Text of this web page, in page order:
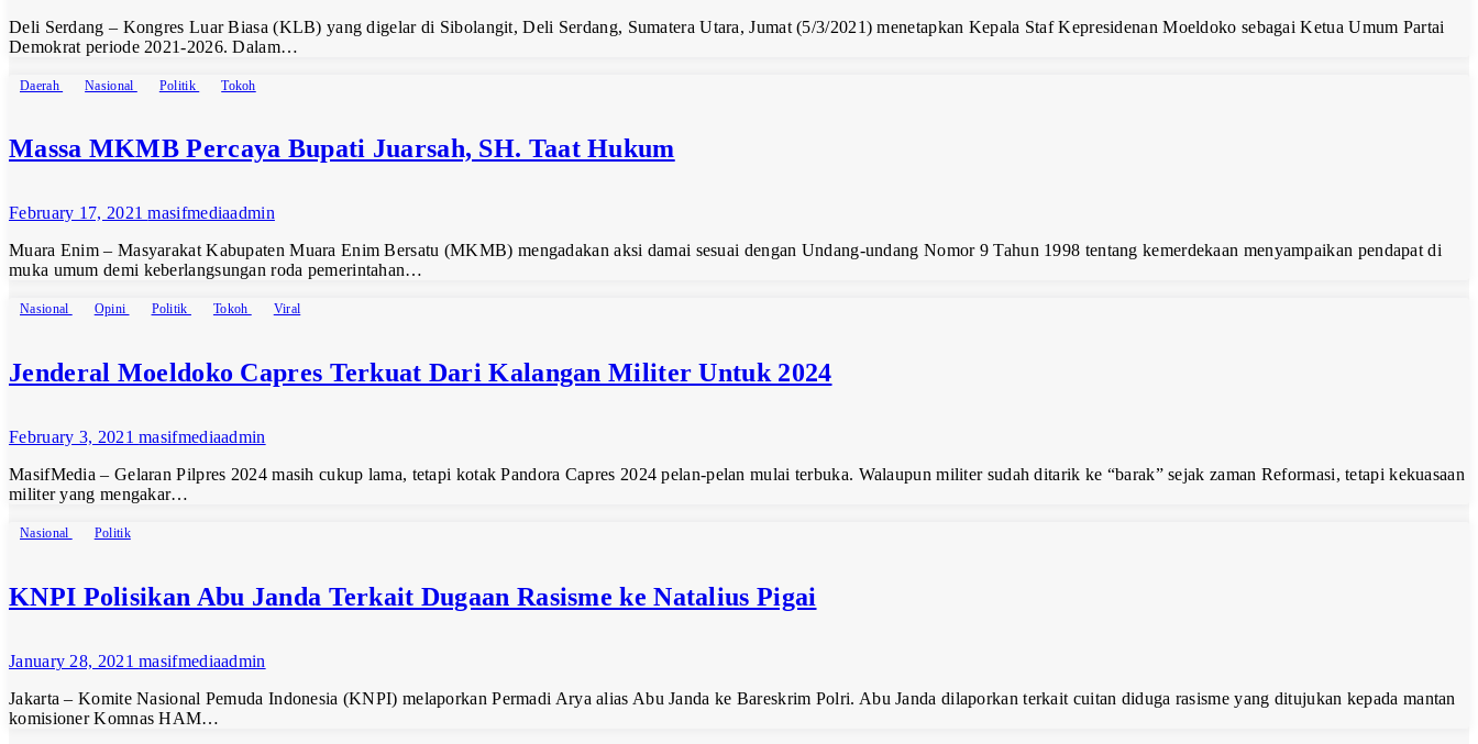
Deli Serdang – Kongres Luar Biasa (KLB) yang digelar di Sibolangit, Deli Serdang, Sumatera Utara, Jumat (5/3/2021) menetapkan Kepala Staf Kepresidenan Moeldoko sebagai Ketua Umum Partai
Demokrat periode 2021-2026. Dalam…
Daerah Nasional Politik Tokoh
Massa MKMB Percaya Bupati Juarsah, SH. Taat Hukum
February 17, 2021masifmediaadmin
Muara Enim – Masyarakat Kabupaten Muara Enim Bersatu (MKMB) mengadakan aksi damai sesuai dengan Undang-undang Nomor 9 Tahun 1998 tentang kemerdekaan menyampaikan pendapat di
muka umum demi keberlangsungan roda pemerintahan…
Nasional Opini Politik Tokoh Viral
Jenderal Moeldoko Capres Terkuat Dari Kalangan Militer Untuk 2024
February 3, 2021masifmediaadmin
MasifMedia – Gelaran Pilpres 2024 masih cukup lama, tetapi kotak Pandora Capres 2024 pelan-pelan mulai terbuka. Walaupun militer sudah ditarik ke “barak” sejak zaman Reformasi, tetapi kekuasaan
militer yang mengakar…
Nasional Politik
KNPI Polisikan Abu Janda Terkait Dugaan Rasisme ke Natalius Pigai
January 28, 2021masifmediaadmin
Jakarta – Komite Nasional Pemuda Indonesia (KNPI) melaporkan Permadi Arya alias Abu Janda ke Bareskrim Polri. Abu Janda dilaporkan terkait cuitan diduga rasisme yang ditujukan kepada mantan
komisioner Komnas HAM…